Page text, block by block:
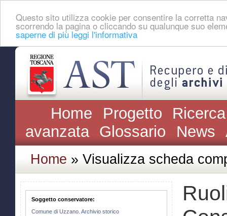
Questo sito utilizza cookie per consentire la corretta
scorrendo la pagina o cliccando su qualunque suo
saperne di più leggi l'informativa
Home Progetto
avanzata Glossario News
Home » Visualizza scheda
Soggetto conservatore:
Comune di Uzzano. Archivio storico